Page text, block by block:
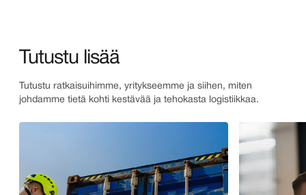
Tutustu lisää
Tutustu ratkaisuihimme, yritykseemme ja siihen, miten
johdamme tietä kohti kestävää ja tehokasta logistiikkaa.